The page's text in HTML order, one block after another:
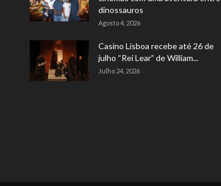
dinossauros
Agosto 4, 2026
Casino Lisboa recebe até 26 de
julho “Rei Lear” de William...
Julho 24, 2026